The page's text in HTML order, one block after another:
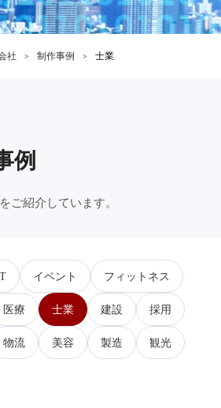
社 制作事例 士業
例
ご紹介しています。
イベント フィットネス
医療 士業 建設 採用
物流 美容 製造 観光